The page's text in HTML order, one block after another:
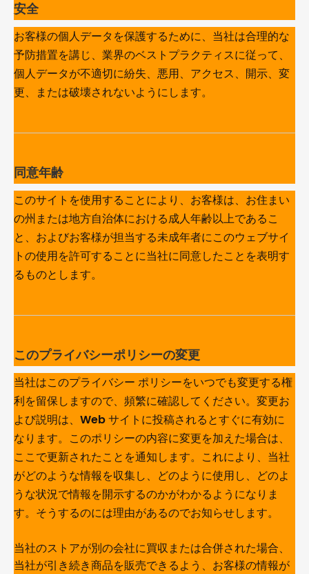
安全
お客様の個人データを保護するために、当社は合理的な
予防措置を講じ、業界のベストプラクティスに従って、
個人データが不適切に紛失、悪用、アクセス、開示、変
更、または破壊されないようにします。
同意年齢
このサイトを使用することにより、お客様は、お住まい
の州または地方自治体における成人年齢以上であるこ
と、およびお客様が担当する未成年者にこのウェブサイ
トの使用を許可することに当社に同意したことを表明す
るものとします。
このプライバシーポリシーの変更
当社はこのプライバシー ポリシーをいつでも変更する権
利を留保しますので、頻繁に確認してください。変更お
よび説明は、Web サイトに投稿されるとすぐに有効に
なります。このポリシーの内容に変更を加えた場合は、
ここで更新されたことを通知します。これにより、当社
がどのような情報を収集し、どのように使用し、どのよ
うな状況で情報を開示するのかがわかるようになりま
す。そうするのには理由があるのでお知らせします。
当社のストアが別の会社に買収または合併された場合、
当社が引き続き商品を販売できるよう、お客様の情報が